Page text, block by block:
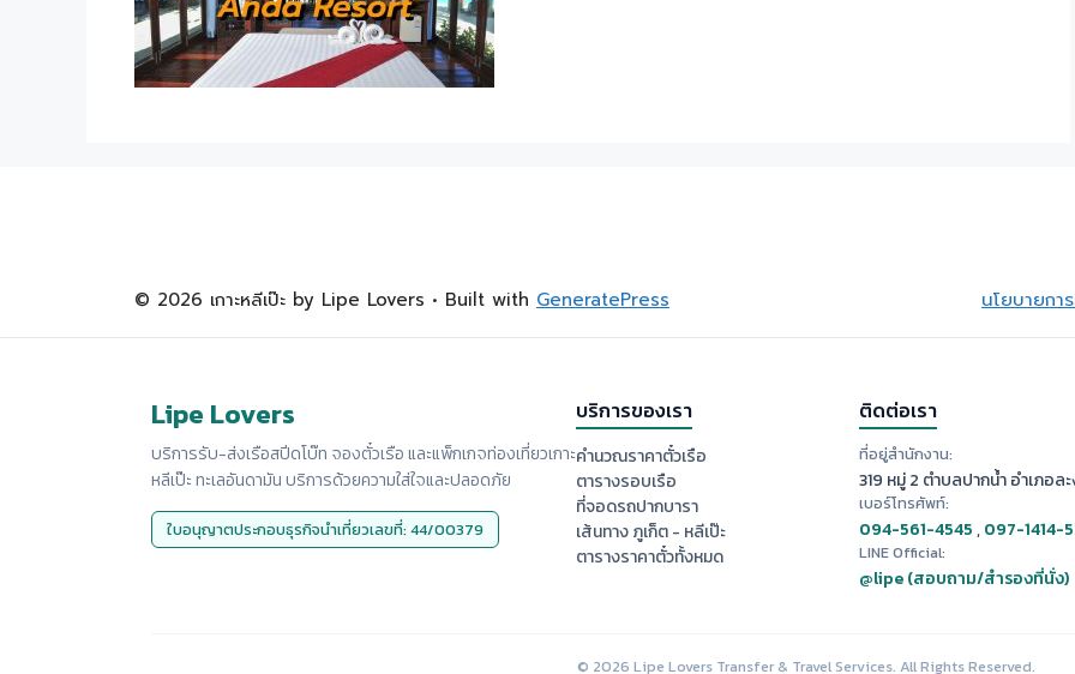
นโยบายกา
© 2026 เกาะหลีเป๊ะ by Lipe Lovers • Built with GeneratePress
Lipe Lovers
บริการรับ-ส่งเรือสปีดโบ๊ท จองตั๋วเรือ และแพ็กเกจท่องเที่ยวเกาะ
หลีเป๊ะ ทะเลอันดามัน บริการด้วยความใส่ใจและปลอดภัย
ใบอนุญาตประกอบธุรกิจนำเที่ยวเลขที่: 44/00379
บริการของเรา
คำนวณราคาตั๋วเรือ
ตารางรอบเรือ
ที่จอดรถปากบารา
เส้นทาง ภูเก็ต - หลีเป๊ะ
ตารางราคาตั๋วทั้งหมด
ติดต่อเรา
ที่อยู่สำนักงาน:
319 หมู่ 2 ตำบลปากน้ำ อำเภอล
เบอร์โทรศัพท์:
094-561-4545,097-1414-
LINE Official:
@lipe (สอบถาม/สำรองที่นั่ง)
© 2026 Lipe Lovers Transfer & Travel Services. All Rights Reserved.